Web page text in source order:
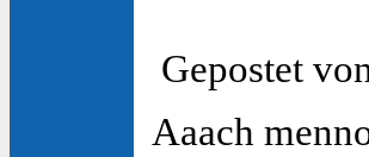
Gepostet
Aaach